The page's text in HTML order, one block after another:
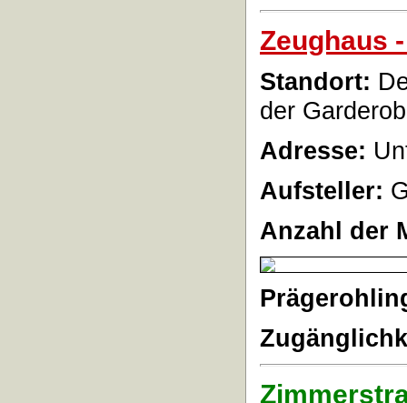
Zeughaus
Standort:
der
Adresse:
Aufsteller:
Anzahl der